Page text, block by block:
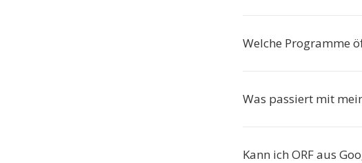
Welche Programme
Was passiert mit
Kann ich ORF aus